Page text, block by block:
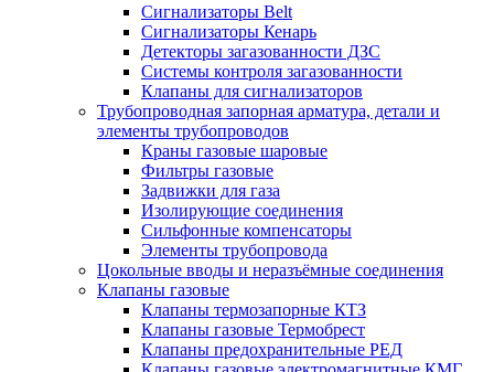
Сигнализаторы Belt
Сигнализаторы Кенарь
Детекторы загазованности ДЗС
Системы контроля загазованности
Клапаны для сигнализаторов
Трубопроводная запорная арматура, детали и
элементы трубопроводов
Краны газовые шаровые
Фильтры газовые
Задвижки для газа
Изолирующие соединения
Сильфонные компенсаторы
Элементы трубопровода
Цокольные вводы и неразъёмные соединения
Клапаны газовые
Клапаны термозапорные КТЗ
Клапаны газовые Термобрест
Клапаны предохранительные РЕД